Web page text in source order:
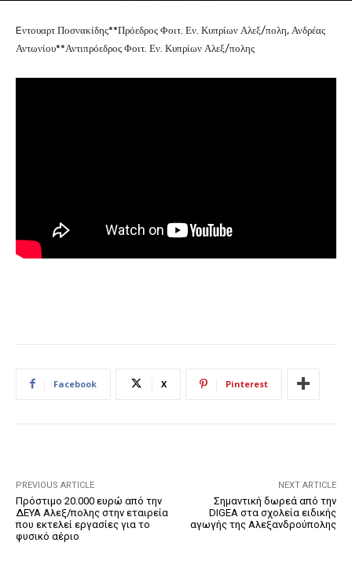
Eντουαρτ Ποσνακίδης**Πρόεδρος Φοιτ. Εν. Κυπρίων Αλεξ/πολη, Ανδρέας
Αντωνίου**Αντιπρόεδρος Φοιτ. Εν. Κυπρίων Αλεξ/πολης
Facebook X Pinterest
PREVIOUS ARTICLE
Πρόστιμο 20.000 ευρώ από την
ΔΕΥΑ Αλεξ/πολης στην εταιρεία
που εκτελεί εργασίες για το
φυσικό αέριο
NEXT ARTICLE
Σημαντική δωρεά από την
DIGEA στα σχολεία ειδικής
αγωγής της Αλεξανδρούπολης